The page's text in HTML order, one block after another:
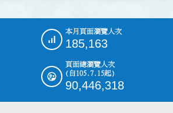
本月頁面瀏覽人次
185,163
頁面總瀏覽人次
(自105.7.15起)
90,446,318